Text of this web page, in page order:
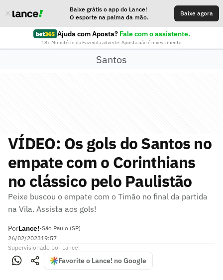
Baixe grátis o app do Lance!
O esporte na palma da mão.
Baixe agora
Ajuda com Aposta? Fale com o assistente.
18+ Ministério da Fazenda adverte: Aposta não é investimento
Santos
VÍDEO: Os gols do Santos no
empate com o Corinthians
no clássico pelo Paulistão
Peixe buscou o empate com o Timão no final da partida
na Vila. Assista aos gols!
PorLance!•São Paulo (SP)
26/02/202319:57
Supervisionado por Lance!
Favorite o Lance! no Google